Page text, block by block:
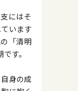
にはそ
います
「清明
す。
身の成